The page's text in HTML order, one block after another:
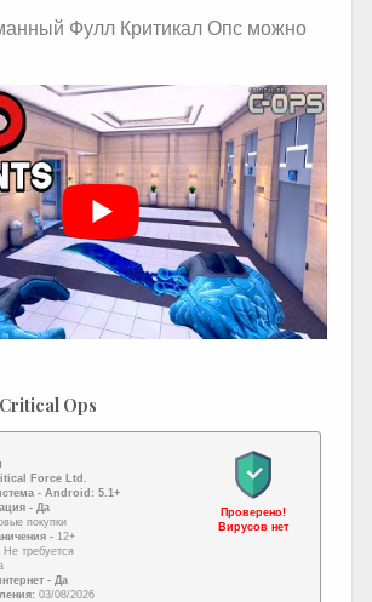
Фулл Критикал Опс можно
Ops
Force Ltd.
- Android: 5.1+
- Да
покупки
- 12+
Не требуется
- Да
03/08/2026
Проверено!
Вирусов нет